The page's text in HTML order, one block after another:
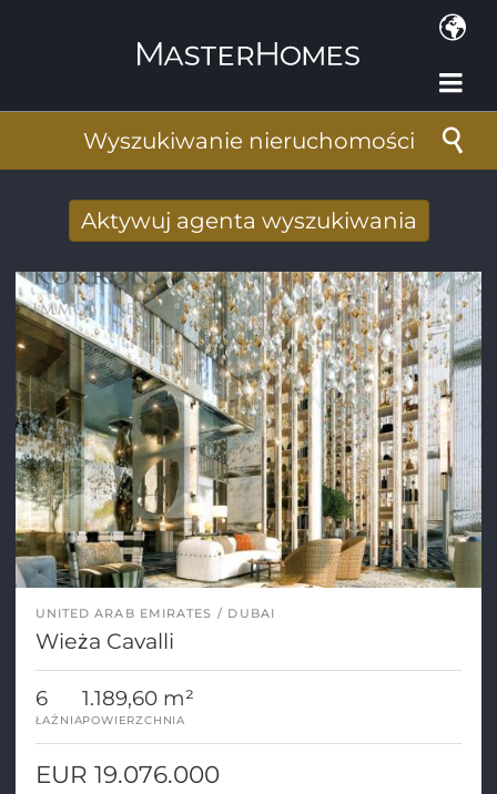
Wyszukiwanie nieruchomości
Aktywuj agenta wyszukiwania
drogą mailową
Adres e-mail*
UNITED ARAB EMIRATES DUBAI
Wieża Cavalli
6
ŁAŹNIA
1.189,60 m²
POWIERZCHNIA
EUR 19.076.000